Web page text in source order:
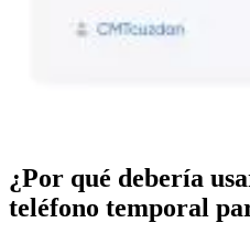
¿Por qué debería
teléfono temporal